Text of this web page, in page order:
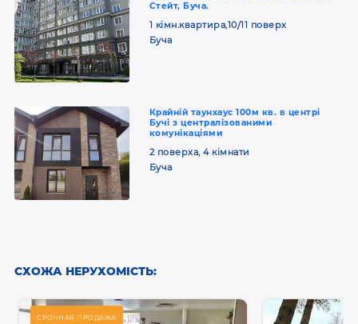
Стейт, Буча.
1 кімн.квартира,10/11 поверх
Буча
Крайній таунхаус 100м кв. в центрі
Бучі з централізованими
комунікаціями
2 поверха, 4 кімнати
Буча
СХОЖА НЕРУХОМІСТЬ:
СРОЧНАЯ ПРОДАЖА